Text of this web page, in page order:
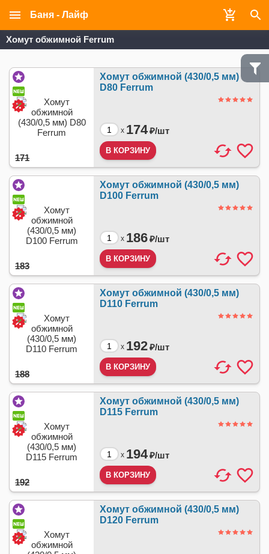
Баня - Лайф
Хомут обжимной Ferrum
Хомут обжимной (430/0,5 мм)
D80 Ferrum
x
171
174₽/шт
Хомут обжимной (430/0,5 мм)
D100 Ferrum
x
183
186₽/шт
Хомут обжимной (430/0,5 мм)
D110 Ferrum
x
188
192₽/шт
Хомут обжимной (430/0,5 мм)
D115 Ferrum
x
192
194₽/шт
Хомут обжимной (430/0,5 мм)
D120 Ferrum